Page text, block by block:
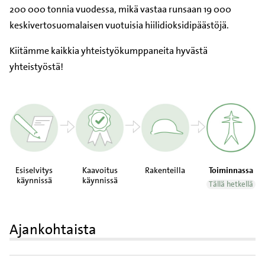
200 000 tonnia vuodessa, mikä vastaa runsaan 19 000
keskivertosuomalaisen vuotuisia hiilidioksidipäästöjä.
Kiitämme kaikkia yhteistyökumppaneita hyvästä
yhteistyöstä!
Esiselvitys
käynnissä
Kaavoitus
käynnissä
Rakenteilla Toiminnassa
Tällä hetkellä
Ajankohtaista